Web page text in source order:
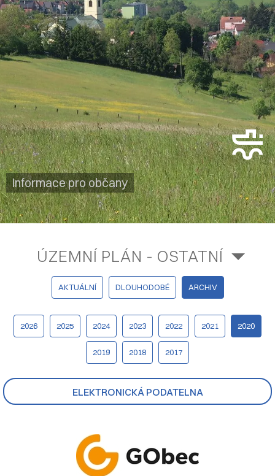
Informace pro občany
ELEKTRONICKÁ PODATELNA
ÚZEMNÍ PLÁN - OSTATNÍ
AKTUÁLNÍ DLOUHODOBÉ ARCHIV
2026 2025 2024 2023 2022 2021 2020
2019 2018 2017